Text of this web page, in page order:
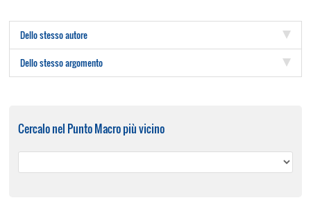
Dello stesso autore
Dello stesso argomento
Cercalo nel Punto Macro più vicino